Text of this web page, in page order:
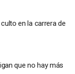
en la carrera de
que no hay más